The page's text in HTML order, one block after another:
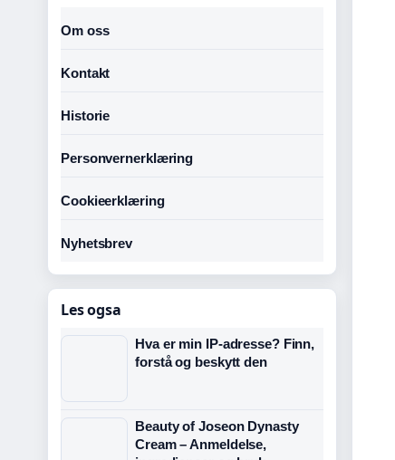
Om oss
Kontakt
Historie
Personvernerklæring
Cookieerklæring
Nyhetsbrev
Les ogsa
Hva er min IP-adresse? Finn,
forstå og beskytt den
Beauty of Joseon Dynasty
Cream – Anmeldelse,